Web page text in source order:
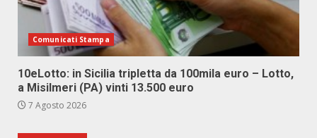
Comunicati Stampa
10eLotto: in Sicilia tripletta da 100mila euro – Lotto,
a Misilmeri (PA) vinti 13.500 euro
7 Agosto 2026